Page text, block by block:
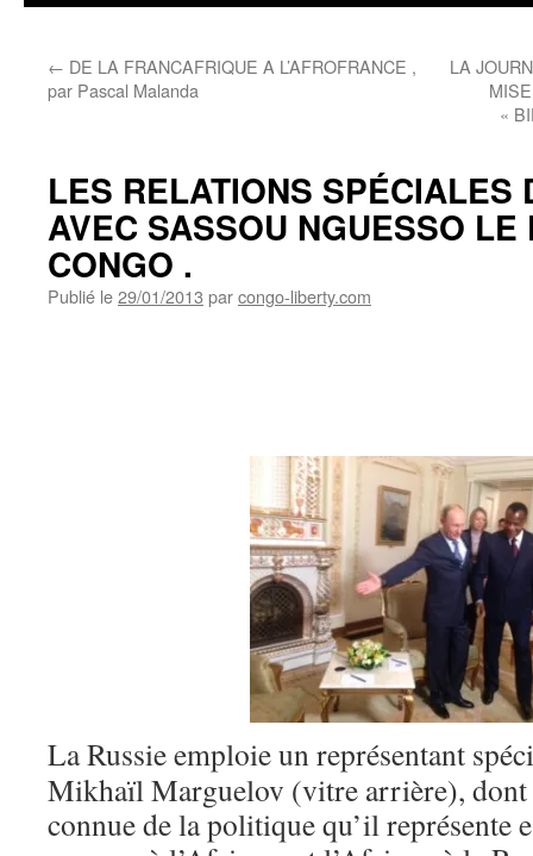
← DE LA FRANCAFRIQUE A L’AFROFRANCE ,
par Pascal Malanda
LA
«
LES RELATIONS SPÉCIALES
AVEC SASSOU NGUESSO LE
CONGO .
Publié le29/01/2013 parcongo-liberty.com
La Russie emploie un représentant
Mikhaïl Marguelov (vitre arrière), dont
connue de la politique qu’il représente